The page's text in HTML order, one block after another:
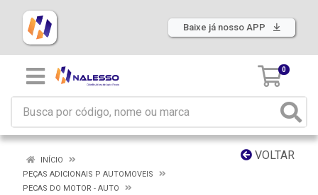
Baixe já nosso APP
0
VOLTAR
INÍCIO
PEÇAS ADICIONAIS P AUTOMOVEIS
PECAS DO MOTOR - AUTO